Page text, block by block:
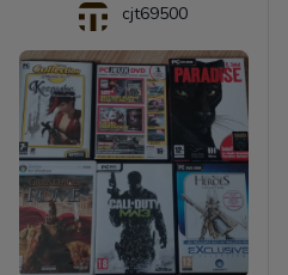
cjt69500